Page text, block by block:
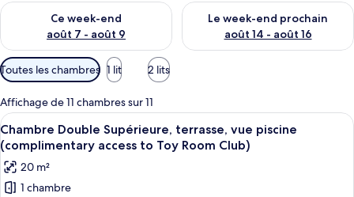
Ce week-end
août 7 - août 9
Vérifier la disponibilité pour ce week-end août 7 - août 9
Le week-end prochain
août 14 - août 16
Vérifier la disponibilité pour
Filtres
disponibles
pour
les
chambres
Toutes les chambres 1 lit 2 lits
Affichage de 11 chambres sur 11
Afficher
toutes
les
photos
Une chambre d’hôtel moderne
5
Chambre Double Supérieure, terrasse, vue piscine
(complimentary access to Toy Room Club)
20 m²
1 chambre